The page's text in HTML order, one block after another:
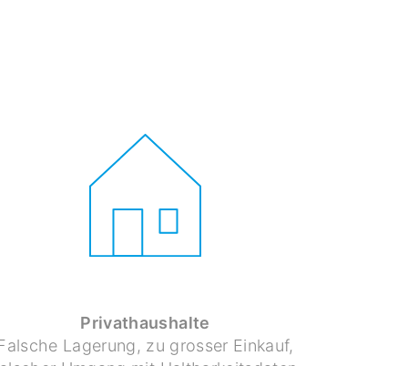
Privathaushalte
Lagerung, zu grosser Einkauf,